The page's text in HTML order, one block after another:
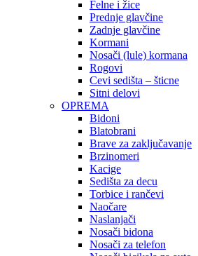
Felne i žice
Prednje glavčine
Zadnje glavčine
Kormani
Nosači (lule) kormana
Rogovi
Cevi sedišta – šticne
Sitni delovi
OPREMA
Bidoni
Blatobrani
Brave za zaključavanje
Brzinomeri
Kacige
Sedišta za decu
Torbice i rančevi
Naočare
Naslanjači
Nosači bidona
Nosači za telefon